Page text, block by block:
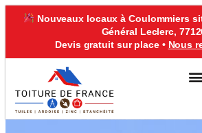
Nouveaux locaux à Coulommiers
Général Leclerc,
Devis gratuit sur place • Nous